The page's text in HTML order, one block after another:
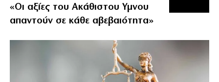
«Οι αξίες του Ακάθιστου Υμνου
απαντούν σε κάθε αβεβαιότητα»